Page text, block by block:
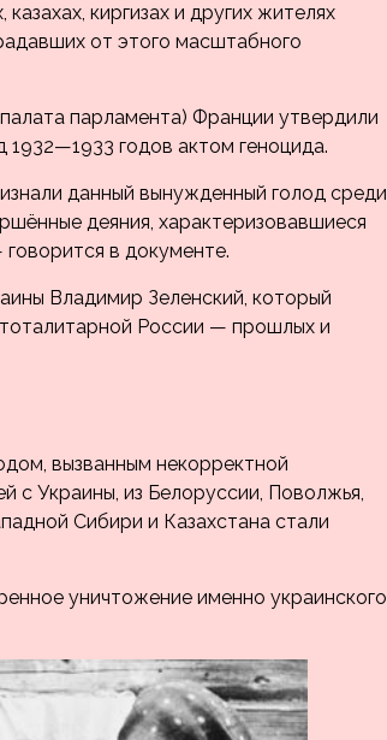
киргизах и других жителях
от этого масштабного
парламента) Франции утвердили
годов актом геноцида.
данный вынужденный голод среди
деяния, характеризовавшиеся
в документе.
Владимир Зеленский, который
России — прошлых и
вызванным некорректной
c Украины, из Белоруссии, Поволжья,
Сибири и Казахстана стали
уничтожение именно украинского